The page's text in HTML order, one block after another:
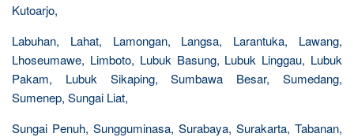
Kutoarjo,
Labuhan, Lahat, Lamongan, Langsa, Larantuka, Lawang,
Lhoseumawe, Limboto, Lubuk Basung, Lubuk Linggau, Lubuk
Pakam, Lubuk Sikaping, Sumbawa Besar, Sumedang,
Sumenep, Sungai Liat,
Sungai Penuh, Sungguminasa, Surabaya, Surakarta, Tabanan,